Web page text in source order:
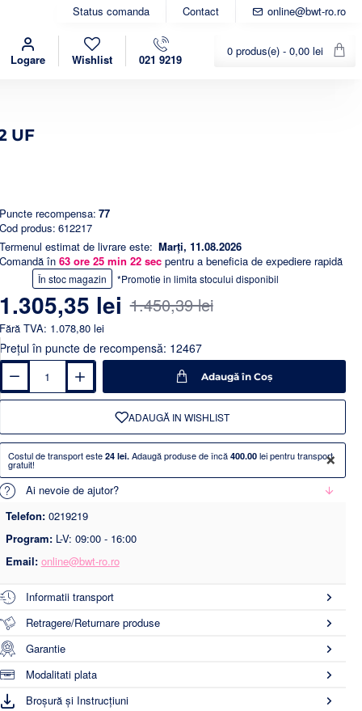
Status comanda Contact online@bwt-ro.ro
Logare Wishlist 021 9219
0 produs(e) - 0,00 lei
UF
Termenul estimat de livrare este: Marți, 11.08.2026
Puncte recompensa: 77
Cod produs: 612217
Comandă în 63ore 25min 21secpentru a beneficia de expediere rapidă
În stoc magazin *Promotie in limita stocului disponibil
1.305,35 lei 1.450,39 lei
Fără TVA: 1.078,80 lei
Preţul în puncte de recompensă: 12467
Adaugă în Coş
ADAUGĂ IN WISHLIST
Ai nevoie de ajutor?
Telefon:0219219
Program:L-V: 09:00 - 16:00
Email: online@bwt-ro.ro
Informatii transport
Retragere/Returnare produse
Garantie
Modalitati plata
Broșură și Instrucțiuni
×
Costul de transport este 24 lei. Adaugă produse de încă 400.00lei pentru transport
gratuit!